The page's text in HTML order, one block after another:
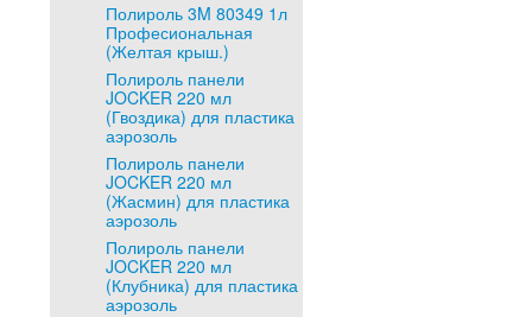
Полироль 3M 80349 1л
Професиональная
(Желтая крыш.)
Полироль панели
JOCKER 220 мл
(Гвоздика) для пластика
аэрозоль
Полироль панели
JOCKER 220 мл
(Жасмин) для пластика
аэрозоль
Полироль панели
JOCKER 220 мл
(Клубника) для пластика
аэрозоль